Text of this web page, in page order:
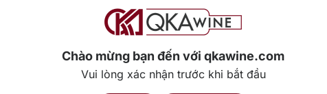
Chào mừng bạn đến với qkawine.com
Vui lòng xác nhận trước khi bắt đầu